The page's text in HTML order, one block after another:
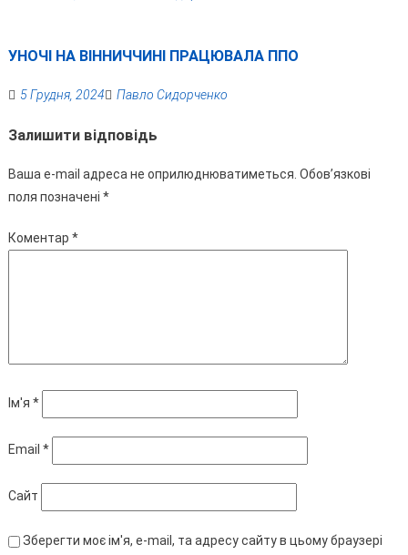
УНОЧІ НА ВІННИЧЧИНІ ПРАЦЮВАЛА ППО
5 Грудня, 2024 Павло Сидорченко
Залишити відповідь
Ваша e-mail адреса не оприлюднюватиметься. Обов’язкові
поля позначені *
Коментар *
Ім'я *
Email *
Сайт
Зберегти моє ім'я, e-mail, та адресу сайту в цьому браузері